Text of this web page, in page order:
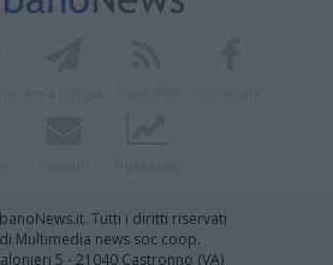
Tutti i diritti riservati
Multimedia news soc coop.
5 - 21040 Castronno (VA)